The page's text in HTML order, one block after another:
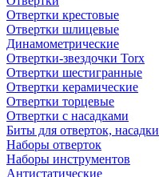
Отвертки крестовые
Отвертки шлицевые
Динамометрические
Отвертки-звездочки Torx
Отвертки шестигранные
Отвертки керамические
Отвертки торцевые
Отвертки с насадками
Биты для отверток, насадки
Наборы отверток
Наборы инструментов
Антистатические